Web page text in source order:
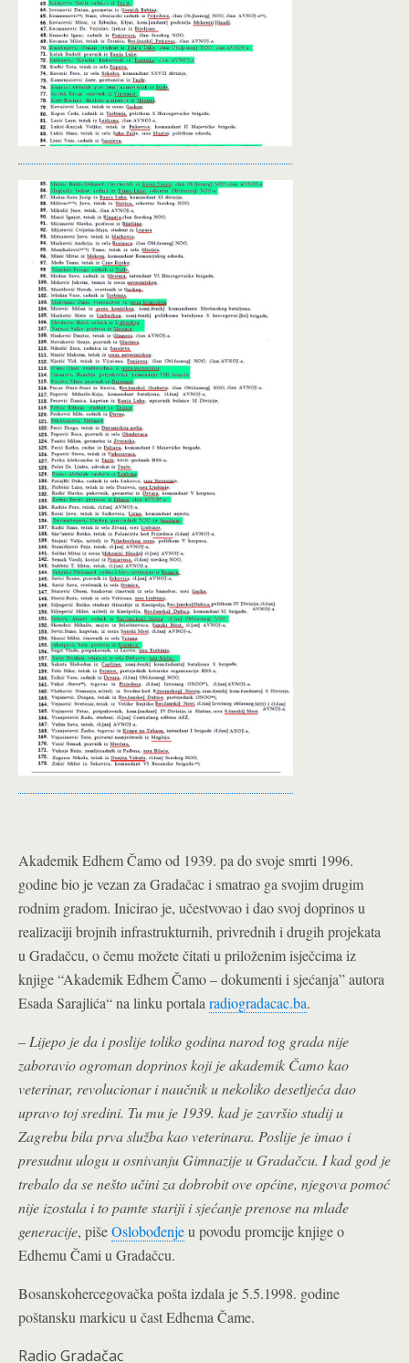
Akademik Edhem Čamo od 1939. pa do svoje smrti 1996.
godine bio je vezan za Gradačac i smatrao ga svojim drugim
rodnim gradom. Inicirao je, učestvovao i dao svoj doprinos u
realizaciji brojnih infrastrukturnih, privrednih i drugih projekata
u Gradačcu, o čemu možete čitati u priloženim isječcima iz
knjige “Akademik Edhem Čamo – dokumenti i sjećanja” autora
Esada Sarajlića“ na linku portala radiogradacac.ba.
– Lijepo je da i poslije toliko godina narod tog grada nije
zaboravio ogroman doprinos koji je akademik Čamo kao
veterinar, revolucionar i naučnik u nekoliko desetljeća dao
upravo toj sredini. Tu mu je 1939. kad je završio studij u
Zagrebu bila prva služba kao veterinara. Poslije je imao i
presudnu ulogu u osnivanju Gimnazije u Gradačcu. I kad god je
trebalo da se nešto učini za dobrobit ove općine, njegova pomoć
nije izostala i to pamte stariji i sjećanje prenose na mlađe
generacije, pišeOslobođenjeu povodu promcije knjige o
Edhemu Čami u Gradačcu.
Bosanskohercegovačka pošta izdala je 5.5.1998. godine
poštansku markicu u čast Edhema Čame.
Radio Gradačac